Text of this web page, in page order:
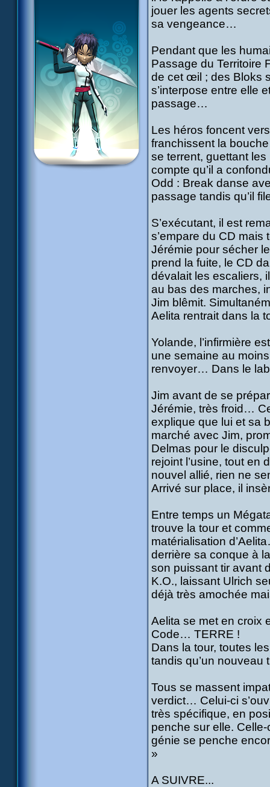
jouer les agents
sa vengeance…
Pendant que les
Passage du Territoire
de cet œil ; des Bloks
s’interpose entre elle
passage…
Les héros foncent
franchissent la
se terrent, guettant
compte qu’il a
Odd : Break danse
passage tandis qu’il
S’exécutant, il est
s’empare du CD mais
Jérémie pour sécher
prend la fuite, le CD
dévalait les escaliers,
au bas des marches,
Jim blêmit.
Aelita rentrait dans la
Yolande, l’infirmière
une semaine au
renvoyer… Dans le
Jim avant de se
Jérémie, très froid…
explique que lui et sa
marché avec Jim,
Delmas pour le
rejoint l’usine, tout
nouvel allié, rien ne
Arrivé sur place, il
Entre temps un
trouve la tour et
matérialisation
derrière sa conque à
son puissant tir avant
K.O., laissant Ulrich
déjà très amochée
Aelita se met en croix
Code… TERRE !
Dans la tour, toutes
tandis qu’un
Tous se massent
verdict… Celui-ci
très spécifique, en
penche sur elle.
génie se penche
»
A SUIVRE...